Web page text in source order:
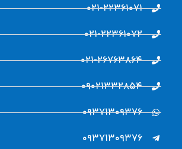
۰۲۱-۲۲۳۶۱۰۷۱
۰۲۱-۲۲۳۶۱۰۷۲
۰۲۱-۲۶۷۶۳۸۶۴
۰۹۰۲۱۳۳۲۸۵۴
۰۹۳۷۱۳۰۹۳۷۶
۰۹۳۷۱۳۰۹۳۷۶